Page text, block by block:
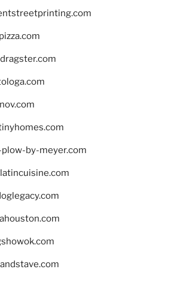
by-meyer.com